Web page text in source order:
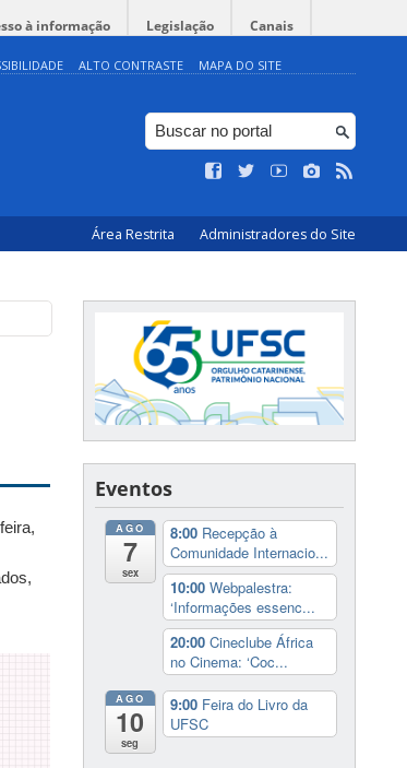
à informação Legislação Canais
ALTO CONTRASTE MAPA DO SITE
Área Restrita Administradores do Site
Eventos
AGO
7
sex
8:00 Recepção à
Comunidade Internacio...
10:00 Webpalestra:
‘Informações essenc...
20:00 Cineclube África
no Cinema: ‘Coc...
AGO
10
seg
9:00 Feira do Livro da
UFSC